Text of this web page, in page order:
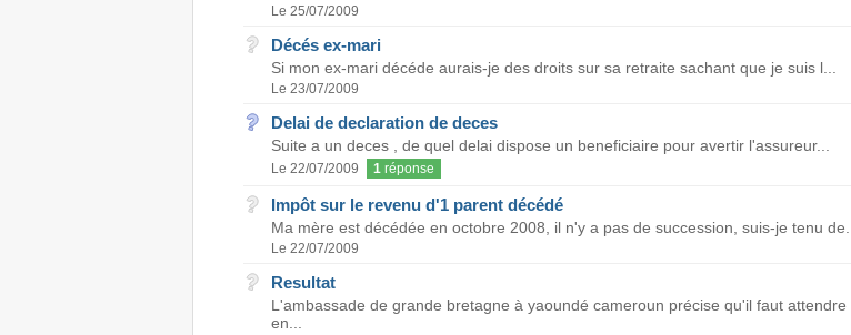
Le 25/07/2009
Décés ex-mari
Si mon ex-mari décéde aurais-je des droits sur sa retraite sachant que je suis l...
Le 23/07/2009
Delai de declaration de deces
Suite a un deces , de quel delai dispose un beneficiaire pour avertir l'assureur...
Le 22/07/2009 1réponse
Impôt sur le revenu d'1 parent décédé
Ma mère est décédée en octobre 2008, il n'y a pas de succession, suis-je tenu de...
Le 22/07/2009
Resultat
L'ambassade de grande bretagne à yaoundé cameroun précise qu'il faut attendre
en...